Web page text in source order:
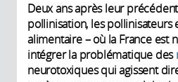
Deux ans après leur
pollinisation, les pollinisateurs
alimentaire – où la France est
intégrer la problématique des
neurotoxiques qui agissent